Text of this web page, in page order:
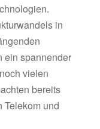
in
ein spannender
vielen
bereits
Telekom und